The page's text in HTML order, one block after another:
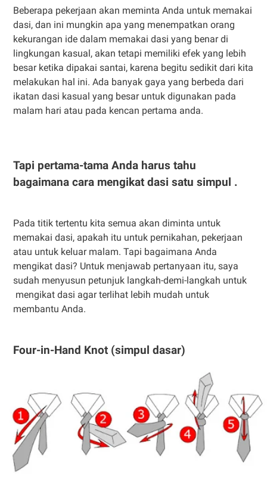
Beberapa pekerjaan akan meminta Anda untuk memakai
dasi, dan ini mungkin apa yang menempatkan orang
kekurangan ide dalam memakai dasi yang benar di
lingkungan kasual, akan tetapi memiliki efek yang lebih
besar ketika dipakai santai, karena begitu sedikit dari kita
melakukan hal ini. Ada banyak gaya yang berbeda dari
ikatan dasi kasual yang besar untuk digunakan pada
malam hari atau pada kencan pertama anda.
Tapi pertama-tama Anda harus tahu
bagaimana cara mengikat dasi satu simpul .
Pada titik tertentu kita semua akan diminta untuk
memakai dasi, apakah itu untuk pernikahan, pekerjaan
atau untuk keluar malam. Tapi bagaimana Anda
mengikat dasi? Untuk menjawab pertanyaan itu, saya
sudah menyusun petunjuk langkah-demi-langkah untuk
mengikat dasi agar terlihat lebih mudah untuk
membantu Anda.
Four-in-Hand Knot (simpul dasar)